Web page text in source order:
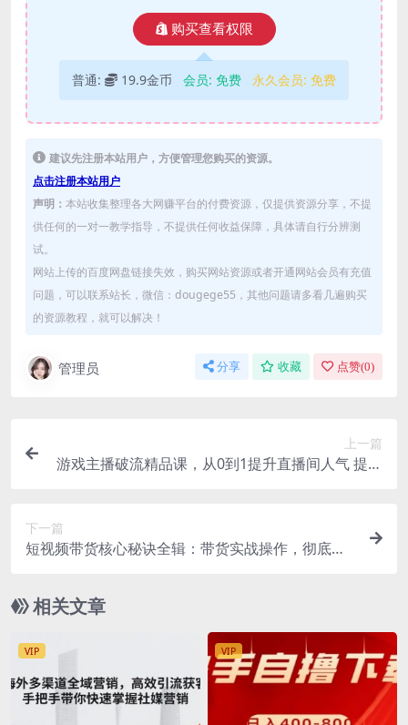
购买查看权限
普通: 19.9金币 会员: 免费 永久会员: 免费
建议先注册本站用户，方便管理您购买的资源。
点击注册本站用户
声明： 本站收集整理各大网赚平台的付费资源，仅提供资源分享，不提
供任何的一对一教学指导，不提供任何收益保障，具体请自行分辨测
试。
网站上传的百度网盘链接失效，购买网站资源或者开通网站会员有充值
问题，可以联系站长，微信：dougege55，其他问题请多看几遍购买
的资源教程，就可以解决！
管理员 分享 收藏 点赞(0)
上一篇
游戏主播破流精品课，从0到1提升直播间人气 提高
下一篇
短视频带货核心秘诀全辑：带货实战操作，彻底理
相关文章
VIP VIP